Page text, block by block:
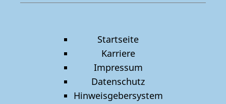
Startseite
Karriere
Impressum
Datenschutz
Hinweisgebersystem